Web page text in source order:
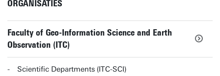
ORGANISATIES
Faculty of Geo-Information Science and Earth
Observation (ITC)
Scientific Departments (ITC-SCI)